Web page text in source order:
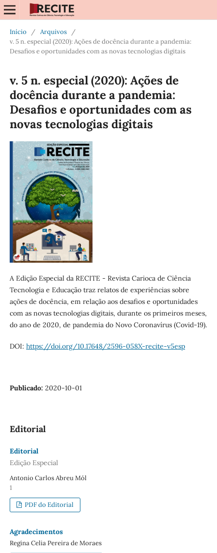
Início / Arquivos
/
v. 5 n. especial (2020): Ações de docência durante a pandemia:
Desafios e oportunidades com as novas tecnologias digitais
v. 5 n. especial (2020): Ações de
docência durante a pandemia:
Desafios e oportunidades com as
novas tecnologias digitais
A Edição Especial da RECITE - Revista Carioca de Ciência
Tecnologia e Educação traz relatos de experiências sobre
ações de docência, em relação aos desafios e oportunidades
com as novas tecnologias digitais, durante os primeiros meses,
do ano de 2020, de pandemia do Novo Coronavírus (Covid-19).
DOI: https://doi.org/10.17648/2596-058X-recite-v5esp
Publicado: 2020-10-01
Editorial
Editorial
Edição Especial
Antonio Carlos Abreu Mól
1
PDF do Editorial
Agradecimentos
Regina Celia Pereira de Moraes